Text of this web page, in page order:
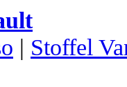
| Stoffel